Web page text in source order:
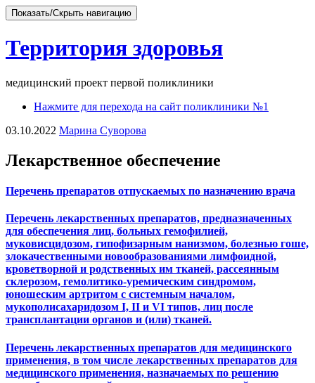
Показать/Скрыть навигацию
Территория здоровья
медицинский проект первой поликлиники
Перейти
содержимому
Нажмите для перехода на сайт поликлиники №1
03.10.2022 Марина Суворова
Лекарственное обеспечение
Перечень препаратов отпускаемых по назначению врача
Перечень лекарственных препаратов, предназначенных
для обеспечения лиц, больных гемофилией,
муковисцидозом, гипофизарным нанизмом, болезнью гоше,
злокачественными новообразованиями лимфоидной,
кроветворной и родственных им тканей, рассеянным
склерозом, гемолитико-уремическим синдромом,
юношеским артритом с системным началом,
мукополисахаридозом I, II и VI типов, лиц после
трансплантации органов и (или) тканей.
Перечень лекарственных препаратов для медицинского
применения, в том числе лекарственных препаратов для
медицинского применения, назначаемых по решению